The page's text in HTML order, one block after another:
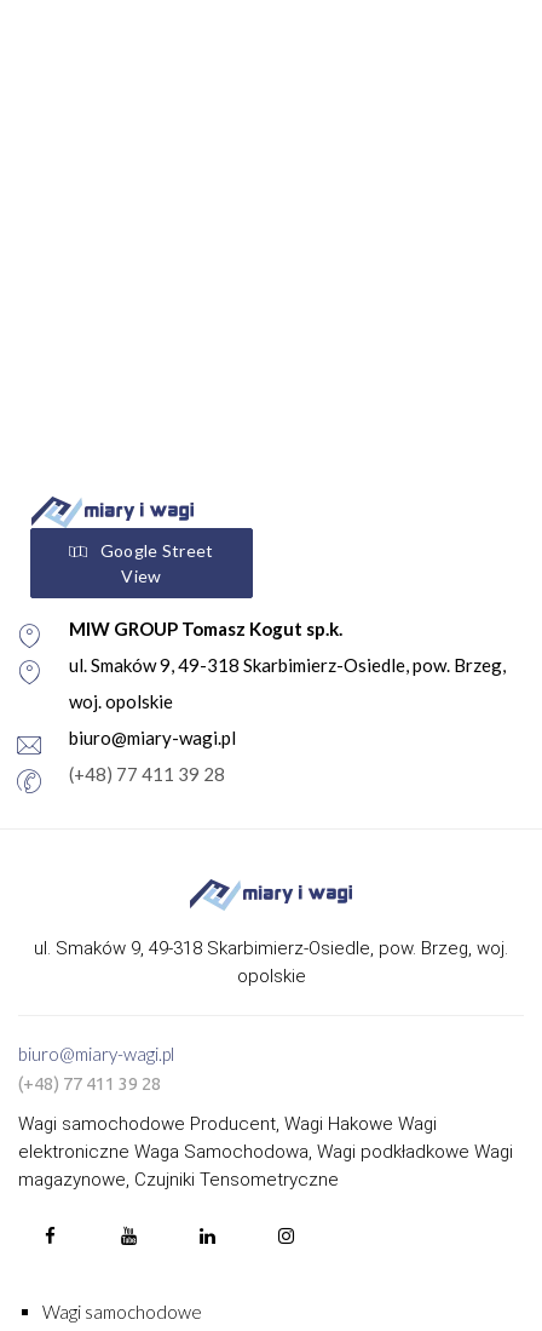
Google Street
View
MIW GROUP Tomasz Kogut sp.k.
ul. Smaków 9, 49-318 Skarbimierz-Osiedle, pow. Brzeg,
woj. opolskie
biuro@miary-wagi.pl
(+48) 77 411 39 28
ul. Smaków 9, 49-318 Skarbimierz-Osiedle, pow. Brzeg, woj.
opolskie
biuro@miary-wagi.pl
(+48) 77 411 39 28
Wagi samochodowe Producent, Wagi Hakowe Wagi
elektroniczne Waga Samochodowa, Wagi podkładkowe Wagi
magazynowe, Czujniki Tensometryczne
Wagi samochodowe